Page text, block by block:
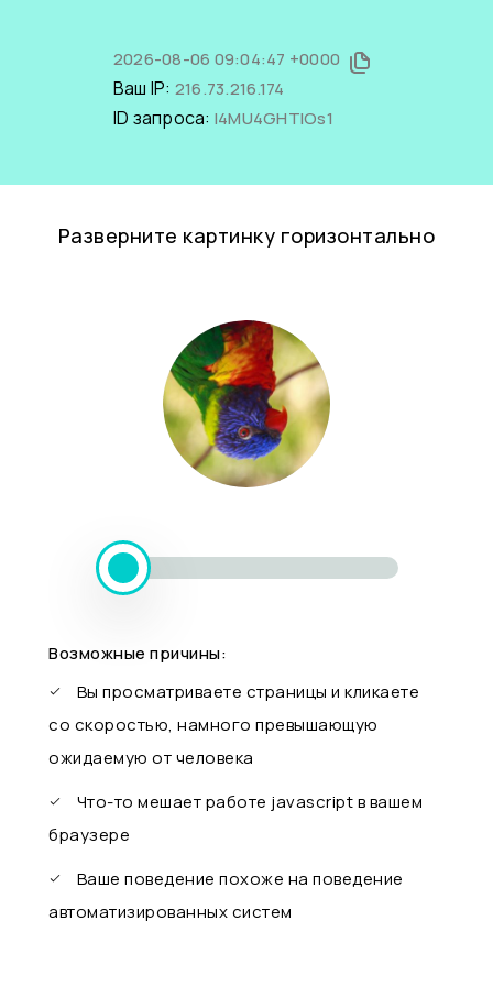
2026-08-06 09:04:47 +0000
Ваш IP: 216.73.216.174
ID запроса: l4MU4GHTlOs1
Разверните картинку горизонтально
Возможные причины:
Вы просматриваете страницы и кликаете
со скоростью, намного превышающую
ожидаемую от человека
Что-то мешает работе javascript в вашем
браузере
Ваше поведение похоже на поведение
автоматизированных систем